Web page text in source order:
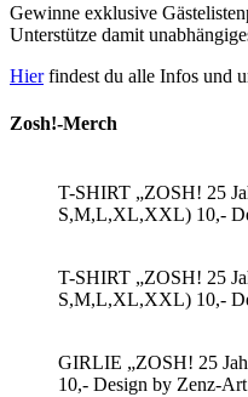
Gewinne exklusive
Unterstütze damit
Hierfindest du alle Infos und
Zosh!-Merch
T-SHIRT „ZOSH! 25
S,M,L,XL,XXL) 10,-
T-SHIRT „ZOSH! 25
S,M,L,XL,XXL) 10,-
GIRLIE „ZOSH! 25
10,- Design by Zenz-Art